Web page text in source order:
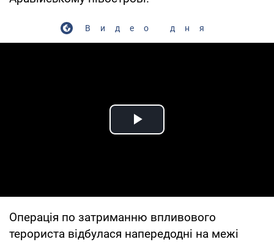
Видео дня
Play Video
Операція по затриманню впливового
терориста відбулася напередодні на межі